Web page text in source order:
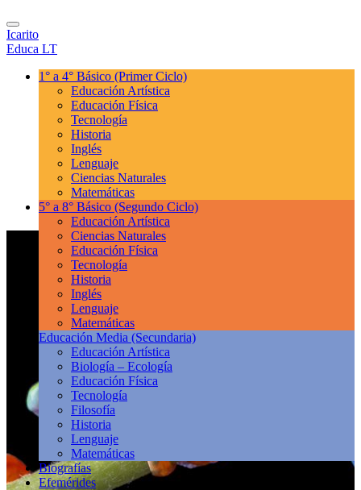
Icarito
Educa LT
1° a 4° Básico (Primer Ciclo)
Educación Artística
Educación Física
Tecnología
Historia
Inglés
Lenguaje
Ciencias Naturales
Matemáticas
5° a 8° Básico (Segundo Ciclo)
Educación Artística
Ciencias Naturales
Educación Física
Tecnología
Historia
Inglés
Lenguaje
Matemáticas
Educación Media (Secundaria)
Educación Artística
Biología – Ecología
Educación Física
Tecnología
Filosofía
Historia
Lenguaje
Matemáticas
Biografías
Efemérides